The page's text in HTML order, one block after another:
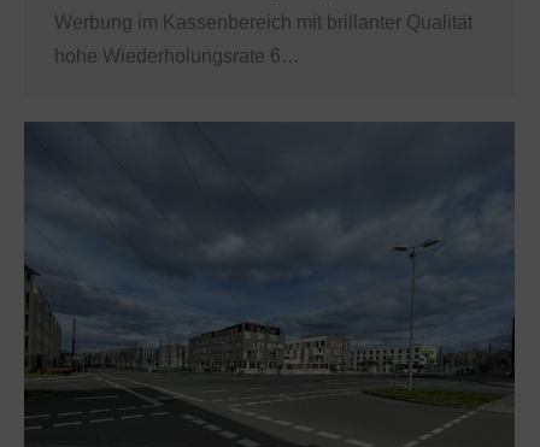
Werbung im Kassenbereich mit brillanter Qualität
hohe Wiederholungsrate 6…